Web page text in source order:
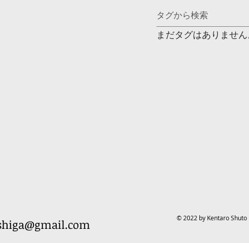
タグから検索
まだタグはありません
© 2022 by Kentaro Shuto